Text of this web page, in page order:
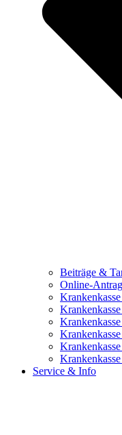
Beiträge &
Online-Antrag
Service & Info